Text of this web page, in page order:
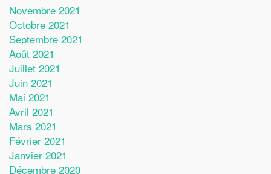
Novembre 2021
Octobre 2021
Septembre 2021
Août 2021
Juillet 2021
Juin 2021
Mai 2021
Avril 2021
Mars 2021
Février 2021
Janvier 2021
Décembre 2020